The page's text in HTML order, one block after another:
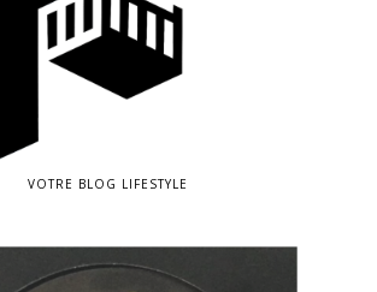
VOTRE BLOG LIFESTYLE